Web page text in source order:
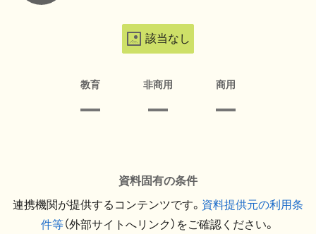
該当なし
教育 非商用 商用
資料固有の条件
連携機関が提供するコンテンツです。 資料提供元の利用条
件等（外部サイトへリンク）をご確認ください。